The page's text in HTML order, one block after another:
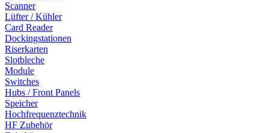
Scanner
Lüfter / Kühler
Card Reader
Dockingstationen
Riserkarten
Slotbleche
Module
Switches
Hubs / Front Panels
Speicher
Hochfrequenztechnik
HF Zubehör